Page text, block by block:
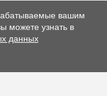
вашим
можете узнать в
данных